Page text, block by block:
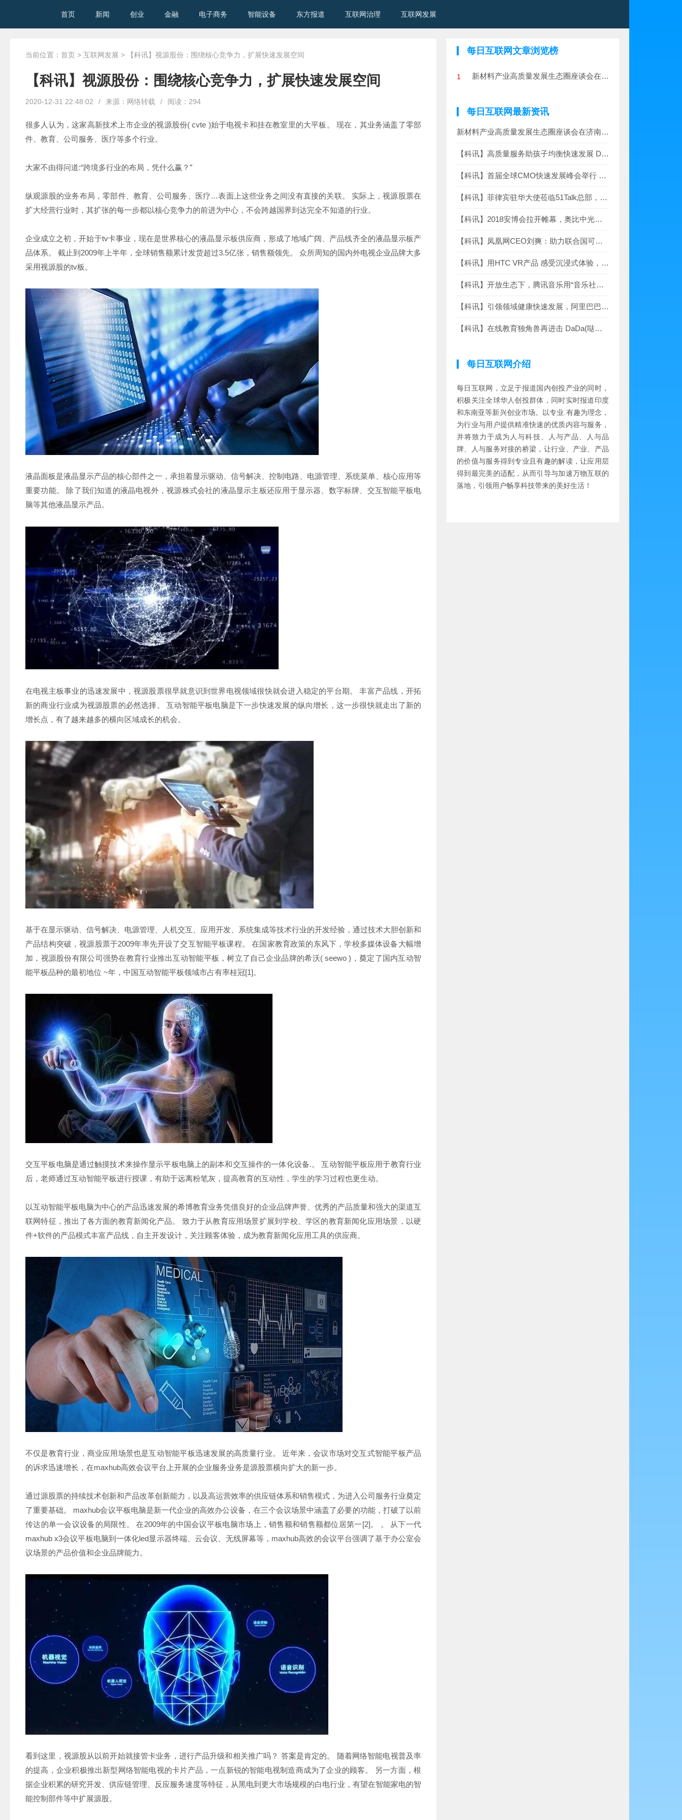
首页 新闻 创业 金融 电子商务 智能设备 东方报道 互联网治理 互联网发展
当前位置： 首页 > 互联网发展 > 【科讯】视源股份：围绕核心竞争力，扩展快速发展空间
【科讯】视源股份：围绕核心竞争力，扩展快速发展空间
2020-12-31 22:48:02 / 来源：网络转载 / 阅读： 294
很多人认为，这家高新技术上市企业的视源股份( cvte )始于电视卡和挂在教室里的大平板。 现在，其业务涵盖了零部
件、教育、公司服务、医疗等多个行业。
大家不由得问道:“跨境多行业的布局，凭什么赢？”
纵观源股的业务布局，零部件、教育、公司服务、医疗…表面上这些业务之间没有直接的关联。 实际上，视源股票在
扩大经营行业时，其扩张的每一步都以核心竞争力的前进为中心，不会跨越国界到达完全不知道的行业。
企业成立之初，开始于tv卡事业，现在是世界核心的液晶显示板供应商，形成了地域广阔、产品线齐全的液晶显示板产
品体系。 截止到2009年上半年，全球销售额累计发货超过3.5亿张，销售额领先。 众所周知的国内外电视企业品牌大多
采用视源股的tv板。
液晶面板是液晶显示产品的核心部件之一，承担着显示驱动、信号解决、控制电路、电源管理、系统菜单、核心应用等
重要功能。 除了我们知道的液晶电视外，视源株式会社的液晶显示主板还应用于显示器、数字标牌、交互智能平板电
脑等其他液晶显示产品。
在电视主板事业的迅速发展中，视源股票很早就意识到世界电视领域很快就会进入稳定的平台期。 丰富产品线，开拓
新的商业行业成为视源股票的必然选择。 互动智能平板电脑是下一步快速发展的纵向增长，这一步很快就走出了新的
增长点，有了越来越多的横向区域成长的机会。
基于在显示驱动、信号解决、电源管理、人机交互、应用开发、系统集成等技术行业的开发经验，通过技术大胆创新和
产品结构突破，视源股票于2009年率先开设了交互智能平板课程。 在国家教育政策的东风下，学校多媒体设备大幅增
加，视源股份有限公司强势在教育行业推出互动智能平板，树立了自己企业品牌的希沃( seewo )，奠定了国内互动智
能平板品种的最初地位 ~年，中国互动智能平板领域市占有率桂冠[1]。
交互平板电脑是通过触摸技术来操作显示平板电脑上的副本和交互操作的一体化设备.。 互动智能平板应用于教育行业
后，老师通过互动智能平板进行授课，有助于远离粉笔灰，提高教育的互动性，学生的学习过程也更生动。
以互动智能平板电脑为中心的产品迅速发展的希博教育业务凭借良好的企业品牌声誉、优秀的产品质量和强大的渠道互
联网特征，推出了各方面的教育新闻化产品。 致力于从教育应用场景扩展到学校、学区的教育新闻化应用场景，以硬
件+软件的产品模式丰富产品线，自主开发设计，关注顾客体验，成为教育新闻化应用工具的供应商。
不仅是教育行业，商业应用场景也是互动智能平板迅速发展的高质量行业。 近年来，会议市场对交互式智能平板产品
的诉求迅速增长，在maxhub高效会议平台上开展的企业服务业务是源股票横向扩大的新一步。
通过源股票的持续技术创新和产品改革创新能力，以及高运营效率的供应链体系和销售模式，为进入公司服务行业奠定
了重要基础。 maxhub会议平板电脑是新一代企业的高效办公设备，在三个会议场景中涵盖了必要的功能，打破了以前
传达的单一会议设备的局限性。 在2009年的中国会议平板电脑市场上，销售额和销售额都位居第一[2]。 。 从下一代
maxhub x3会议平板电脑到一体化led显示器终端、云会议、无线屏幕等，maxhub高效的会议平台强调了基于办公室会
议场景的产品价值和企业品牌能力。
看到这里，视源股从以前开始就接管卡业务，进行产品升级和相关推广吗？ 答案是肯定的。 随着网络智能电视普及率
的提高，企业积极推出新型网络智能电视的卡片产品，一点新锐的智能电视制造商成为了企业的顾客。 另一方面，根
据企业积累的研究开发、供应链管理、反应服务速度等特征，从黑电到更大市场规模的白电行业，有望在智能家电的智
能控制部件等中扩展源股。
每日互联网文章浏览榜
1 新材料产业高质量发展生态圈座谈会在济南成功举办
每日互联网最新资讯
新材料产业高质量发展生态圈座谈会在济南成功举办
【科讯】高质量服务助孩子均衡快速发展 DaDa专属外教原版教材特点形成“最佳
【科讯】首届全球CMO快速发展峰会举行 腾讯刘胜义强调未来需要“3C型”首席营
【科讯】菲律宾驻华大使莅临51Talk总部，51Talk菲教快速发展模式引关注
【科讯】2018安博会拉开帷幕，奥比中光助力智慧安防领域快速发展
【科讯】凤凰网CEO刘爽：助力联合国可持续快速发展目标传递和实践
【科讯】用HTC VR产品 感受沉浸式体验，11.11京东引领VR领域新快速发展
【科讯】开放生态下，腾讯音乐用“音乐社会交往娱乐”走出差异化快速发展之
【科讯】引领领域健康快速发展，阿里巴巴人工智能实验室宣布制定IoT产品智能
【科讯】在线教育独角兽再进击 DaDa(哒哒英语) AI技术为智慧教育快速发展助力
每日互联网介绍
每日互联网，立足于报道国内创投产业的同时，
积极关注全球华人创投群体，同时实时报道印度
和东南亚等新兴创业市场。以专业.有趣为理念，
为行业与用户提供精准快速的优质内容与服务，
并将致力于成为人与科技、人与产品、人与品
牌、人与服务对接的桥梁，让行业、产业、产品
的价值与服务得到专业且有趣的解读，让应用层
得到最完美的适配，从而引导与加速万物互联的
落地，引领用户畅享科技带来的美好生活！